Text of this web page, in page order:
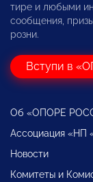
тире и любыми
сообщения,
розни.
Вступи в
Об «ОПОРЕ
Ассоциация «НП
Новости
Комитеты и